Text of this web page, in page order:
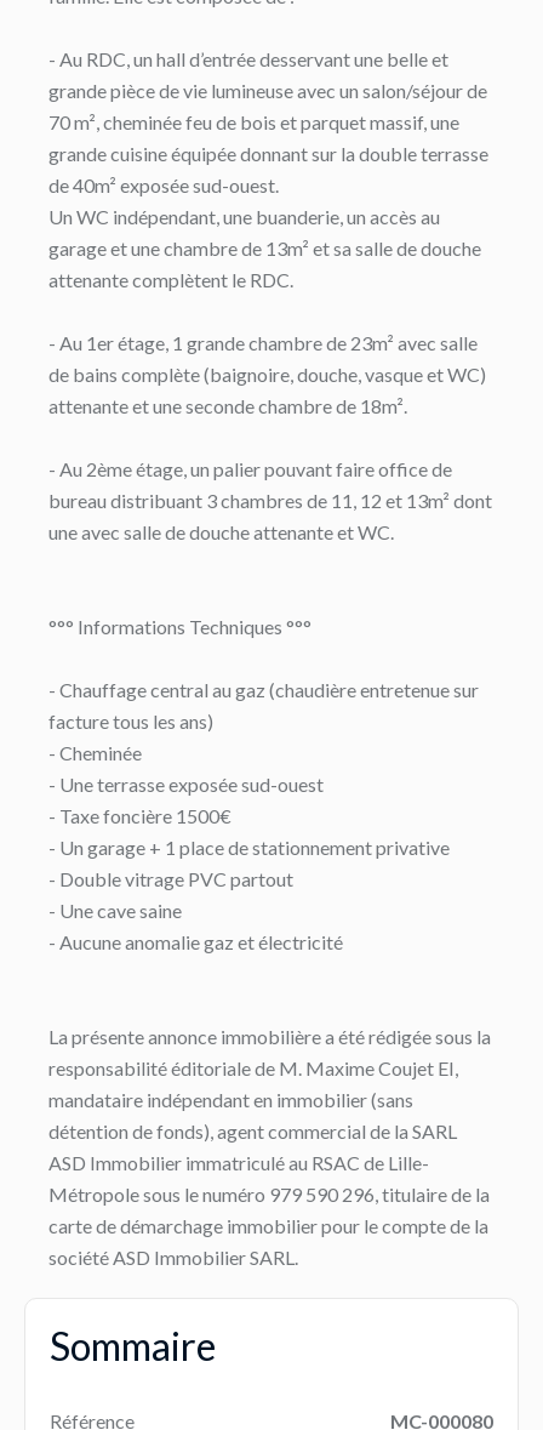
- Au RDC, un hall d’entrée desservant une belle et
grande pièce de vie lumineuse avec un salon/séjour de
70 m², cheminée feu de bois et parquet massif, une
grande cuisine équipée donnant sur la double terrasse
de 40m² exposée sud-ouest.
Un WC indépendant, une buanderie, un accès au
garage et une chambre de 13m² et sa salle de douche
attenante complètent le RDC.
- Au 1er étage, 1 grande chambre de 23m² avec salle
de bains complète (baignoire, douche, vasque et WC)
attenante et une seconde chambre de 18m².
- Au 2ème étage, un palier pouvant faire office de
bureau distribuant 3 chambres de 11, 12 et 13m² dont
une avec salle de douche attenante et WC.
°°° Informations Techniques °°°
- Chauffage central au gaz (chaudière entretenue sur
facture tous les ans)
- Cheminée
- Une terrasse exposée sud-ouest
- Taxe foncière 1500€
- Un garage + 1 place de stationnement privative
- Double vitrage PVC partout
- Une cave saine
- Aucune anomalie gaz et électricité
La présente annonce immobilière a été rédigée sous la
responsabilité éditoriale de M. Maxime Coujet EI,
mandataire indépendant en immobilier (sans
détention de fonds), agent commercial de la SARL
ASD Immobilier immatriculé au RSAC de Lille-
Métropole sous le numéro 979 590 296, titulaire de la
carte de démarchage immobilier pour le compte de la
société ASD Immobilier SARL.
Sommaire
Référence MC-000080